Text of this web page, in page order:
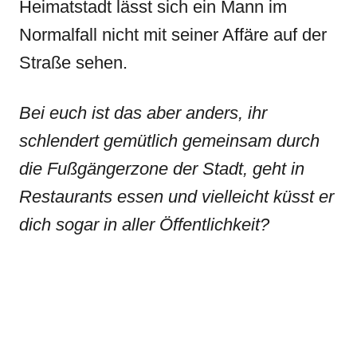
Heimatstadt lässt sich ein Mann im
Normalfall nicht mit seiner Affäre auf der
Straße sehen.
Bei euch ist das aber anders, ihr
schlendert gemütlich gemeinsam durch
die Fußgängerzone der Stadt, geht in
Restaurants essen und vielleicht küsst er
dich sogar in aller Öffentlichkeit?